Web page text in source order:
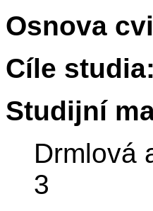
Osnova
Cíle studia:
Studijní
Drmlová
3